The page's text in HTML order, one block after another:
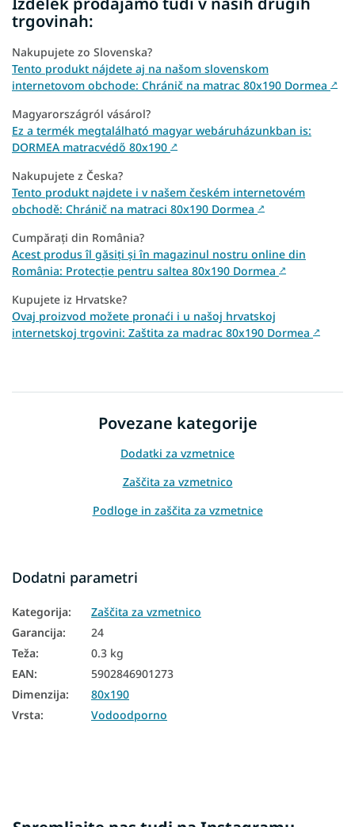
trgovinah:
Nakupujete zo Slovenska?
Tento produkt nájdete aj na našom slovenskom
internetovom obchode: Chránič na matrac 80x190 Dormea ↗
Magyarországról vásárol?
Ez a termék megtalálható magyar webáruházunkban is:
DORMEA matracvédő 80x190 ↗
Nakupujete z Česka?
Tento produkt najdete i v našem českém internetovém
obchodě: Chránič na matraci 80x190 Dormea ↗
Cumpărați din România?
Acest produs îl găsiți și în magazinul nostru online din
România: Protecție pentru saltea 80x190 Dormea ↗
Kupujete iz Hrvatske?
Ovaj proizvod možete pronaći i u našoj hrvatskoj
internetskoj trgovini: Zaštita za madrac 80x190 Dormea ↗
Povezane kategorije
Dodatki za vzmetnice
Zaščita za vzmetnico
Podloge in zaščita za vzmetnice
Dodatni parametri
Kategorija:
Zaščita za vzmetnico
Garancija:
24
Teža:
0.3 kg
EAN:
5902846901273
Dimenzija:
80x190
Vrsta: Vodoodporno